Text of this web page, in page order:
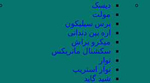
دیسک
مولت
برس سیلیکون
اره بین دندانی
میکرو براش
سکشنال ماتریکس
نوار
نوار استریپ
شید گاید